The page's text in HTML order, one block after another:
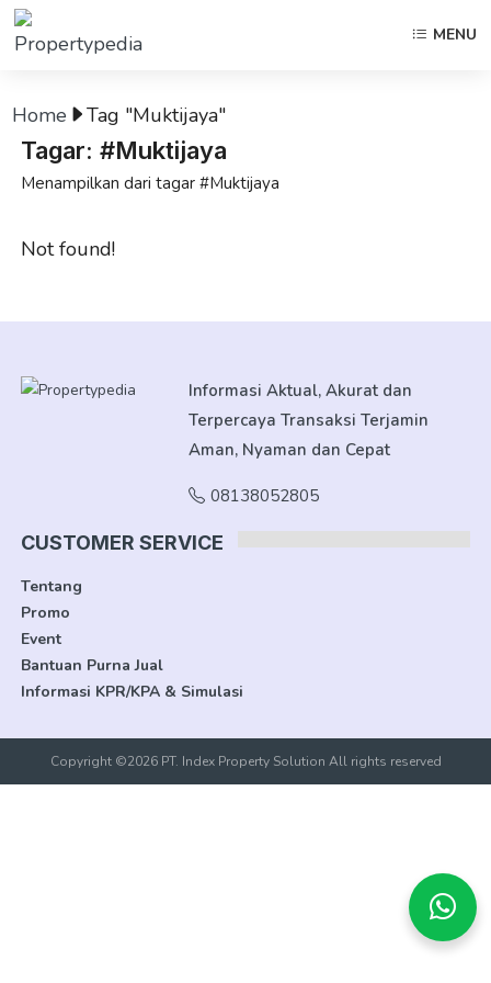
MENU
Home Tag "Muktijaya"
Tagar: #Muktijaya
Menampilkan dari tagar #Muktijaya
Not found!
Informasi Aktual, Akurat dan
Terpercaya Transaksi Terjamin
Aman, Nyaman dan Cepat
08138052805
CUSTOMER SERVICE
Tentang
Promo
Event
Bantuan Purna Jual
Informasi KPR/KPA & Simulasi
Copyright ©2026 PT. Index Property Solution All rights reserved